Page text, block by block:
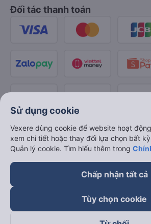
Đối tác thanh toán
Sử dụng cookie
Vexere dùng cookie để website hoạt
xem chi tiết hoặc thay đổi lựa chọn bất
Quản lý cookie. Tìm hiểu thêm trong
Chấp nhận tất cả
Tùy chọn cookie